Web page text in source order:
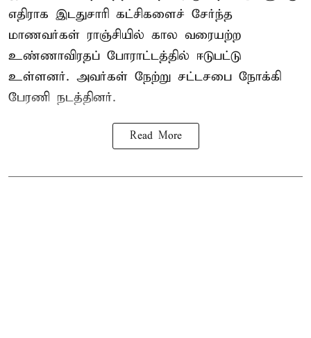
எதிராக இடதுசாரி கட்சிகளைச் சேர்ந்த
மாணவர்கள் ராஞ்சியில் கால வரையற்ற
உண்ணாவிரதப் போராட்டத்தில் ஈடுபட்டு
உள்ளனர். அவர்கள் நேற்று சட்டசபை நோக்கி
பேரணி நடத்தினர்.
Read More